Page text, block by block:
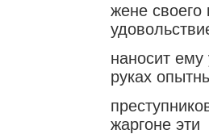
жене своего
наносит ему
руках
жаргоне эти